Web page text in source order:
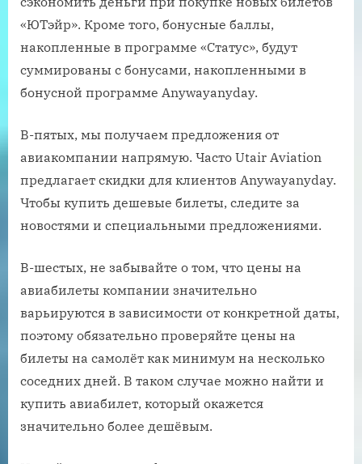
«ЮТэйр». Кроме того, бонусные баллы,
накопленные в программе «Статус», будут
суммированы с бонусами, накопленными в
бонусной программе Anywayanyday.
В-пятых, мы получаем предложения от
авиакомпании напрямую. Часто Utair Aviation
предлагает скидки для клиентов Anywayanyday.
Чтобы купить дешевые билеты, следите за
новостями и специальными предложениями.
В-шестых, не забывайте о том, что цены на
авиабилеты компании значительно
варьируются в зависимости от конкретной даты,
поэтому обязательно проверяйте цены на
билеты на самолёт как минимум на несколько
соседних дней. В таком случае можно найти и
купить авиабилет, который окажется
значительно более дешёвым.